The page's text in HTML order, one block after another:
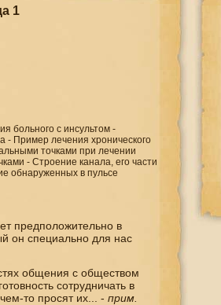
1
больного с инсультом -
- Пример лечения хронического
точками при лечении
- Строение канала, его части
обнаруженных в пульсе
предположительно в
он специально для нас
общения с обществом
сотрудничать в
то просят их... - прим.